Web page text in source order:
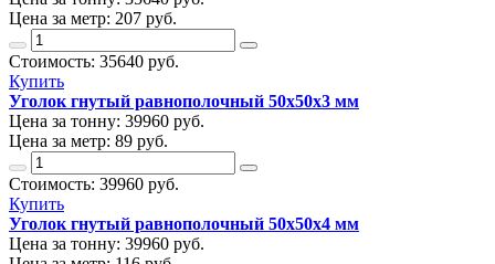
Цена за метр: 207 руб.
Стоимость: 35640 руб.
Купить
Уголок гнутый равнополочный 50х50х3 мм
Цена за тонну: 39960 руб.
Цена за метр: 89 руб.
Стоимость: 39960 руб.
Купить
Уголок гнутый равнополочный 50х50х4 мм
Цена за тонну: 39960 руб.